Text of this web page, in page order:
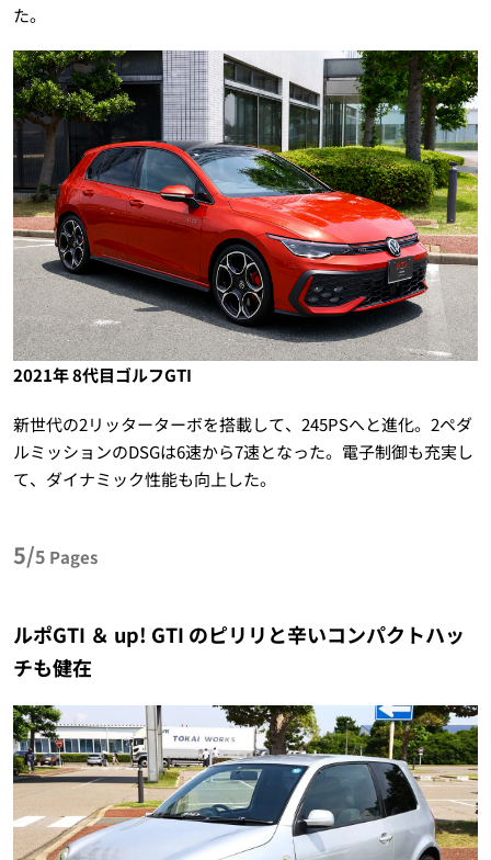
た。
2021年 8代目ゴルフGTI
新世代の2リッターターボを搭載して、245PSへと進化。2ペダ
ルミッションのDSGは6速から7速となった。電子制御も充実し
て、ダイナミック性能も向上した。
5/5 Pages
ルポGTI ＆ up! GTI のピリリと辛いコンパクトハッ
チも健在